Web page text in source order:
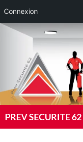
Connexion
Aller
PREV SECURITE 62